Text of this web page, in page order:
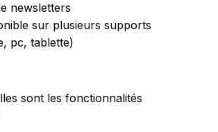
newsletters
sur plusieurs supports
pc, tablette)
sont les fonctionnalités